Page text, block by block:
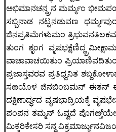
ಅಭಿಮಾನಚನ್ದ್ರನ ಮರ್ಮ್ಮಂ
ಸಬ್ಬಿನಾಡ ನಟ್ಟನಡುವಣ
ಜಿನಪ್ರತಿಮೆಗಳುಮಂ
ತುಂಗ ಶೃಂಗ
ವಾಚಾವಾಚಯಿತುಂ
ಪ್ರಜಾಸ್ತವರವ ಪ್ರತಿಧ್ವನಿತ
ಸಱಯೊಳ ಜಿನಬಿಂಬಮನ್ ಈತನ್ ಈಗಳ್
ದಕ್ಷಿಣಾರ್ದ್ಧದ ವೃಷಭಾದ್ರಿಯಕ್ಕೆ
ಪಂಪನ ತಮ್ಮನ್ ಓವ್ವದೆ ಪೊಗೞ್ತೆಯೇ
ಮಿಕ್ಕರಿಕೇಸರಿ ಸನ್ದ